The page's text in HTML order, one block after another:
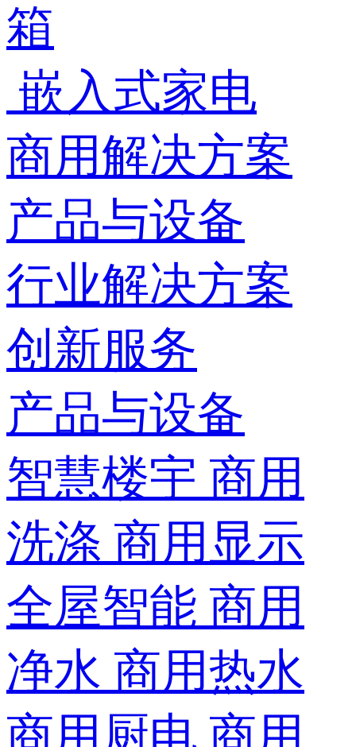
箱
嵌入式家电
商用解决方案
产品与设备
行业解决方案
创新服务
产品与设备
智慧楼宇 商用
洗涤 商用显示
全屋智能 商用
净水 商用热水
商用厨电 商用